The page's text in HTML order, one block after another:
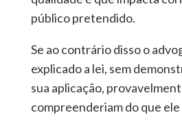
público pretendido.
Se ao contrário disso o
explicado a lei, sem
sua aplicação,
compreenderiam do que